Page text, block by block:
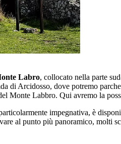
Labro, collocato nella parte
di Arcidosso, dove potremo
Monte Labbro. Qui avremo la
impegnativa, è
al punto più panoramico, molti